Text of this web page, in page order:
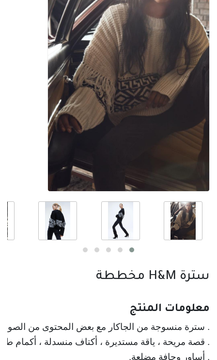
سترة H&M مخططة
معلومات المنتج
. سترة منسوجة من الجاكار مع بعض المحتوى من
. قصة مريحة ، ياقة مستديرة ، أكتاف منسدلة ، أكمام
. أساور وحافة مضلعة.